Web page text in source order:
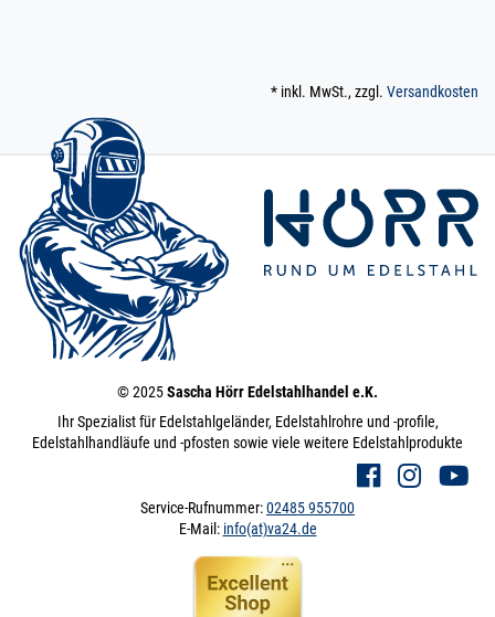
* inkl. MwSt., zzgl. Versandkosten
© 2025Sascha Hörr Edelstahlhandel e.K.
Ihr Spezialist für Edelstahlgeländer, Edelstahlrohre und -profile,
Edelstahlhandläufe und -pfosten sowie viele weitere Edelstahlprodukte
Service-Rufnummer:02485 955700
E-Mail: info(at)va24.de